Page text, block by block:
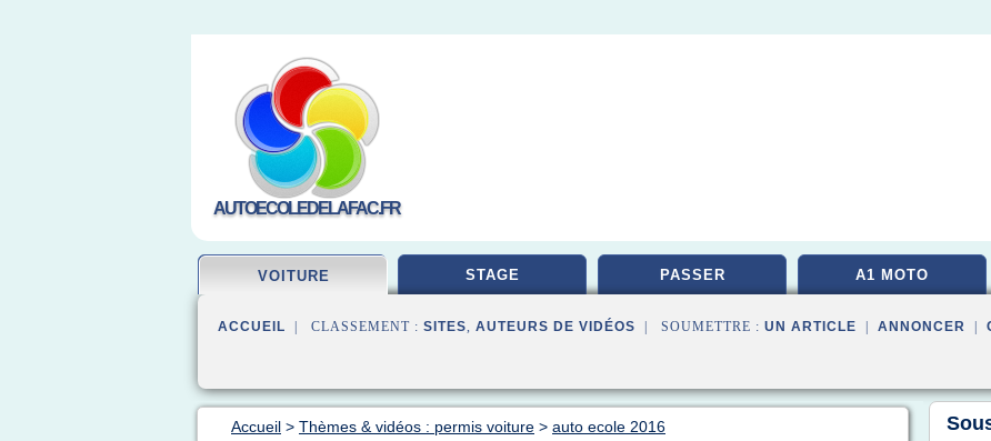
AUTOECOLEDELAFAC.FR
VOITURE STAGE PASSER A1 MOTO
ACCUEIL | CLASSEMENT : SITES, AUTEURS DE VIDÉOS | SOUMETTRE : UN ARTICLE ANNONCER
Accueil > Thèmes & vidéos : permis voiture > auto ecole 2016